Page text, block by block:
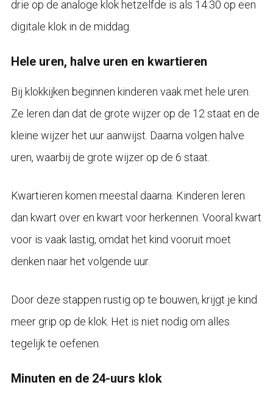
drie op de analoge klok hetzelfde is als 14:30 op een
digitale klok in de middag.
Hele uren, halve uren en kwartieren
Bij klokkijken beginnen kinderen vaak met hele uren.
Ze leren dan dat de grote wijzer op de 12 staat en de
kleine wijzer het uur aanwijst. Daarna volgen halve
uren, waarbij de grote wijzer op de 6 staat.
Kwartieren komen meestal daarna. Kinderen leren
dan kwart over en kwart voor herkennen. Vooral kwart
voor is vaak lastig, omdat het kind vooruit moet
denken naar het volgende uur.
Door deze stappen rustig op te bouwen, krijgt je kind
meer grip op de klok. Het is niet nodig om alles
tegelijk te oefenen.
Minuten en de 24-uurs klok